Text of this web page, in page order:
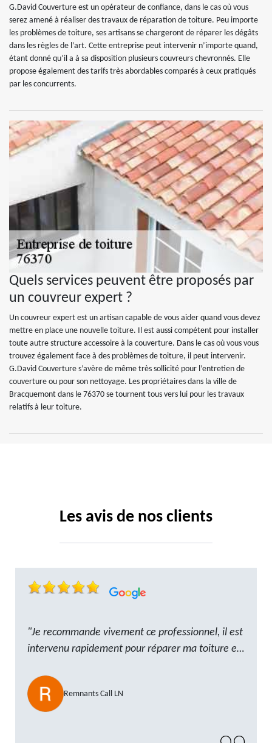
G.David Couverture est un opérateur de confiance, dans le cas où vous
serez amené à réaliser des travaux de réparation de toiture. Peu importe
les problèmes de toiture, ses artisans se chargeront de réparer les dégâts
dans les règles de l’art. Cette entreprise peut intervenir n’importe quand,
étant donné qu’il a à sa disposition plusieurs couvreurs chevronnés. Elle
propose également des tarifs très abordables comparés à ceux pratiqués
par les concurrents.
Quels services peuvent être proposés par
un couvreur expert ?
Un couvreur expert est un artisan capable de vous aider quand vous devez
mettre en place une nouvelle toiture. Il est aussi compétent pour installer
toute autre structure accessoire à la couverture. Dans le cas où vous vous
trouvez également face à des problèmes de toiture, il peut intervenir.
G.David Couverture s’avère de même très sollicité pour l’entretien de
couverture ou pour son nettoyage. Les propriétaires dans la ville de
Bracquemont dans le 76370 se tournent tous vers lui pour les travaux
relatifs à leur toiture.
Les avis de nos clients
"Je recommande vivement ce professionnel, il est
intervenu rapidement pour réparer ma toiture et
professionnalisme. Très, ponctuel et à l’écoute, le
résultat est impeccable et le chantier a été laissé
propre. Un artisan de confiance que je n’hésiterai
Remnants Call LN